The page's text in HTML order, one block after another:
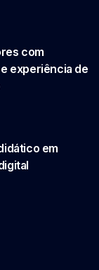
com
experiência de
em